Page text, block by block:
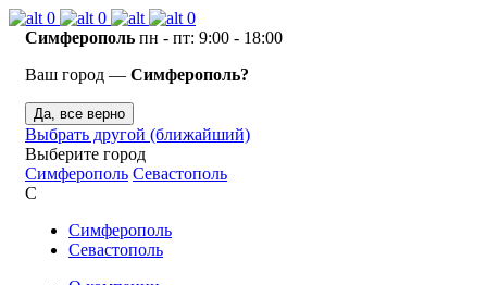
0 0
0
Симферополь пн - пт: 9:00 - 18:00
Ваш город — Симферополь?
Да, все верно
Выбрать другой (ближайший)
Выберите город
Симферополь Севастополь
С
Симферополь
Севастополь